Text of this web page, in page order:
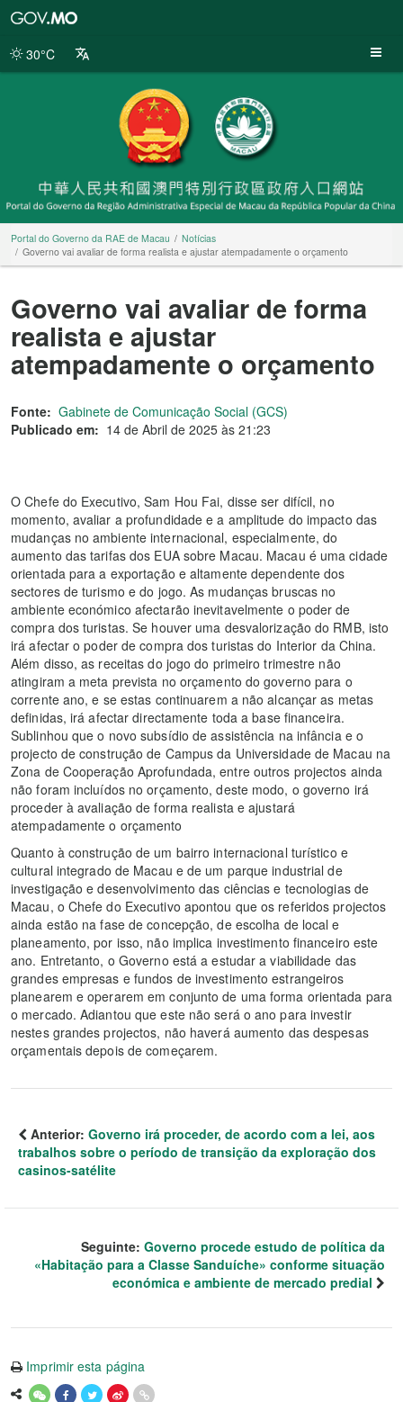
da
30°C
Portal do Governo da RAE de Macau
Notícias
Governo vai avaliar de forma realista e ajustar atempadamente o orçamento
Governo vai avaliar de forma
realista e ajustar
atempadamente o orçamento
Fonte: Gabinete de Comunicação Social (GCS)
Publicado em: 14 de Abril de 2025 às 21:23
O Chefe do Executivo, Sam Hou Fai, disse ser difícil, no
momento, avaliar a profundidade e a amplitude do impacto das
mudanças no ambiente internacional, especialmente, do
aumento das tarifas dos EUA sobre Macau. Macau é uma cidade
orientada para a exportação e altamente dependente dos
sectores de turismo e do jogo. As mudanças bruscas no
ambiente económico afectarão inevitavelmente o poder de
compra dos turistas. Se houver uma desvalorização do RMB, isto
irá afectar o poder de compra dos turistas do Interior da China.
Além disso, as receitas do jogo do primeiro trimestre não
atingiram a meta prevista no orçamento do governo para o
corrente ano, e se estas continuarem a não alcançar as metas
definidas, irá afectar directamente toda a base financeira.
Sublinhou que o novo subsídio de assistência na infância e o
projecto de construção de Campus da Universidade de Macau na
Zona de Cooperação Aprofundada, entre outros projectos ainda
não foram incluídos no orçamento, deste modo, o governo irá
proceder à avaliação de forma realista e ajustará
atempadamente o orçamento
Quanto à construção de um bairro internacional turístico e
cultural integrado de Macau e de um parque industrial de
investigação e desenvolvimento das ciências e tecnologias de
Macau, o Chefe do Executivo apontou que os referidos projectos
ainda estão na fase de concepção, de escolha de local e
planeamento, por isso, não implica investimento financeiro este
ano. Entretanto, o Governo está a estudar a viabilidade das
grandes empresas e fundos de investimento estrangeiros
planearem e operarem em conjunto de uma forma orientada para
o mercado. Adiantou que este não será o ano para investir
nestes grandes projectos, não haverá aumento das despesas
orçamentais depois de começarem.
Anterior: Governo irá proceder, de acordo com a lei, aos
trabalhos sobre o período de transição da exploração dos
casinos-satélite
Seguinte: Governo procede estudo de política da
«Habitação para a Classe Sanduíche» conforme situação
económica e ambiente de mercado predial
Imprimir esta página